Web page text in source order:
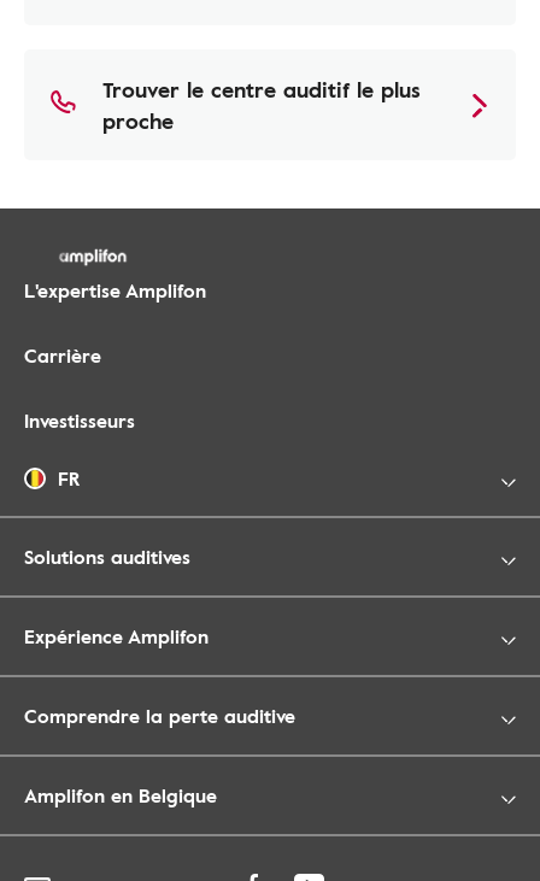
Trouver le centre auditif le plus
proche
L'expertise Amplifon
Carrière
Investisseurs
FR
Solutions auditives
Expérience Amplifon
Comprendre la perte auditive
Amplifon en Belgique